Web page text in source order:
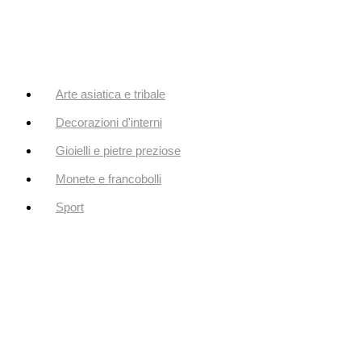
Arte asiatica e tribale
Decorazioni d'interni
Gioielli e pietre preziose
Monete e francobolli
Sport